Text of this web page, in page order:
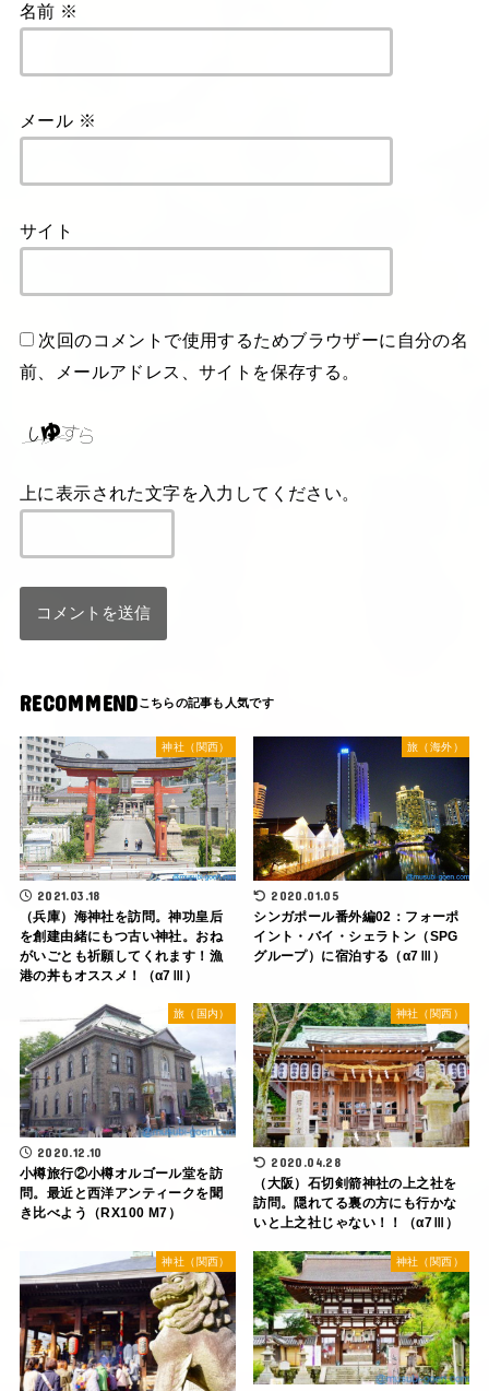
名前 ※
メール ※
サイト
次回のコメントで使用するためブラウザーに自分の名
前、メールアドレス、サイトを保存する。
上に表示された文字を入力してください。
RECOMMEND
神社（関西）
2021.03.18
（兵庫）海神社を訪問。神功皇后
を創建由緒にもつ古い神社。おね
がいごとも祈願してくれます！漁
港の丼もオススメ！（α7Ⅲ）
旅（海外）
2020.01.05
シンガポール番外編02：フォーポ
イント・バイ・シェラトン（SPG
グループ）に宿泊する（α7Ⅲ）
旅（国内）
2020.12.10
小樽旅行②小樽オルゴール堂を訪
問。最近と西洋アンティークを聞
き比べよう（RX100 M7）
神社（関西）
2020.04.28
（大阪）石切剣箭神社の上之社を
訪問。隠れてる裏の方にも行かな
いと上之社じゃない！！（α7Ⅲ）
神社（関西） 神社（関西）